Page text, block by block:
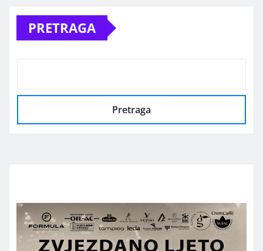
PRETRAGA
Pretraga